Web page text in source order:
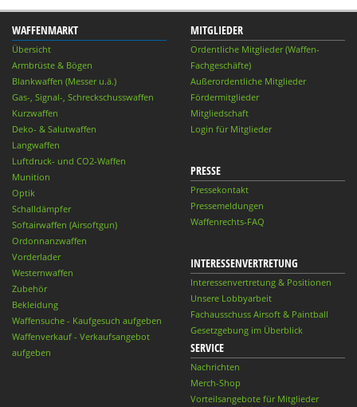
WAFFENMARKT
Übersicht
Armbrüste & Bögen
Blankwaffen (Messer u.ä.)
Gas-, Signal-, Schreckschusswaffen
Kurzwaffen
Deko- & Salutwaffen
Langwaffen
Luftdruck- und CO2-Waffen
Munition
Optik
Schalldämpfer
Softairwaffen (Airsoftgun)
Ordonnanzwaffen
Vorderlader
Westernwaffen
Zubehör
Bekleidung
Waffensuche - Kaufgesuch aufgeben
Waffenverkauf - Verkaufsangebot
aufgeben
MITGLIEDER
Ordentliche Mitglieder (Waffen-
Fachgeschäfte)
Außerordentliche Mitglieder
Fördermitglieder
Mitgliedschaft
Login für Mitglieder
PRESSE
Pressekontakt
Pressemeldungen
Waffenrechts-FAQ
INTERESSENVERTRETUNG
Interessenvertretung & Positionen
Unsere Lobbyarbeit
Fachausschuss Airsoft & Paintball
Gesetzgebung im Überblick
SERVICE
Nachrichten
Merch-Shop
Vorteilsangebote für Mitglieder